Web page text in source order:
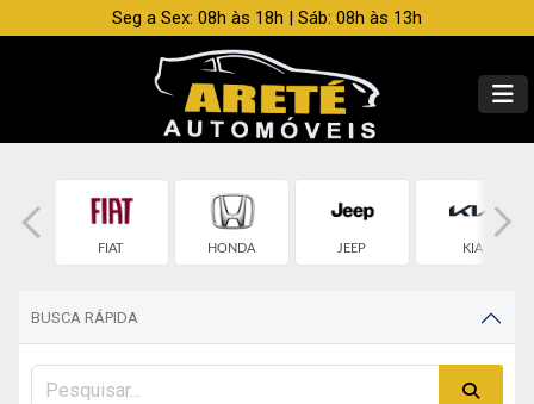
Seg a Sex: 08h às 18h | Sáb: 08h às 13h
FIAT HONDA JEEP KIA
BUSCA RÁPIDA